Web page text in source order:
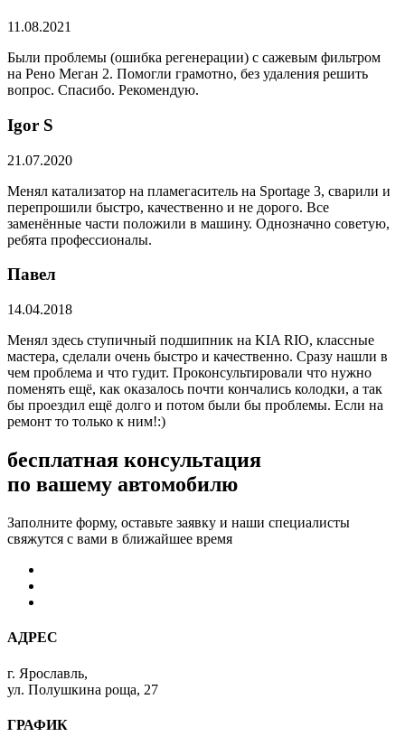
11.08.2021
Были проблемы (ошибка регенерации) с сажевым фильтром
на Рено Меган 2. Помогли грамотно, без удаления решить
вопрос. Спасибо. Рекомендую.
​Igor S
21.07.2020
Менял катализатор на пламегаситель на Sportage 3, сварили и
перепрошили быстро, качественно и не дорого. Все
заменённые части положили в машину. Однозначно советую,
ребята профессионалы.
Павел
14.04.2018
Менял здесь ступичный подшипник на KIA RIO, классные
мастера, сделали очень быстро и качественно. Сразу нашли в
чем проблема и что гудит. Проконсультировали что нужно
поменять ещё, как оказалось почти кончались колодки, а так
бы проездил ещё долго и потом были бы проблемы. Если на
ремонт то только к ним!:)
бесплатная консультация
по вашему автомобилю
Заполните форму, оставьте заявку и наши специалисты
свяжутся с вами в ближайшее время
АДРЕС
г. Ярославль,
ул. Полушкина роща, 27
ГРАФИК